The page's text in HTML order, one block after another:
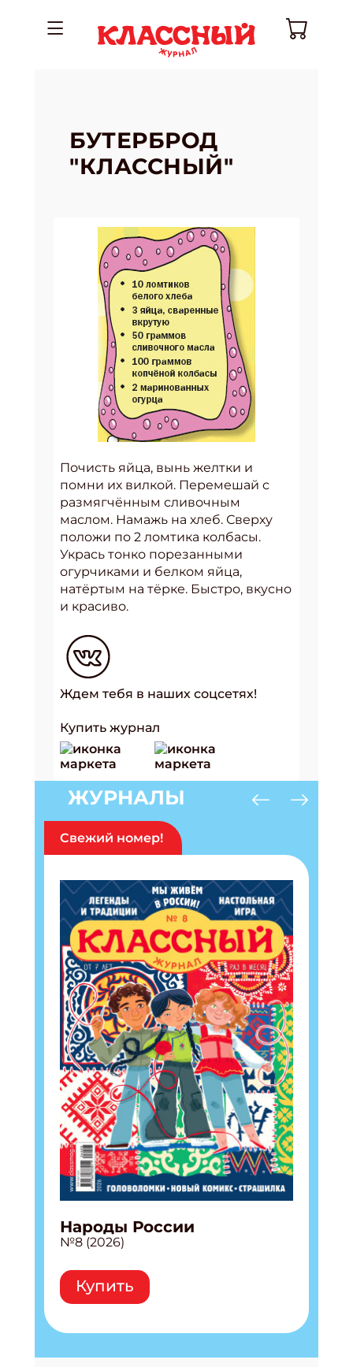
БУТЕРБРОД
"КЛАССНЫЙ"
Почисть яйца, вынь желтки и
помни их вилкой. Перемешай с
размягчённым сливочным
маслом. Намажь на хлеб. Сверху
положи по 2 ломтика колбасы.
Укрась тонко порезанными
огурчиками и белком яйца,
натёртым на тёрке. Быстро, вкусно
и красиво.
Ждем тебя в наших соцсетях!
Купить журнал
ЖУРНАЛЫ
Свежий номер!
Народы России
№8 (2026)
Купить